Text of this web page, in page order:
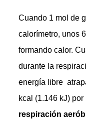
Cuando 1 mol de
calorímetro, unos
formando calor.
durante la
energía libre
kcal (1.146 kJ) por
respiración